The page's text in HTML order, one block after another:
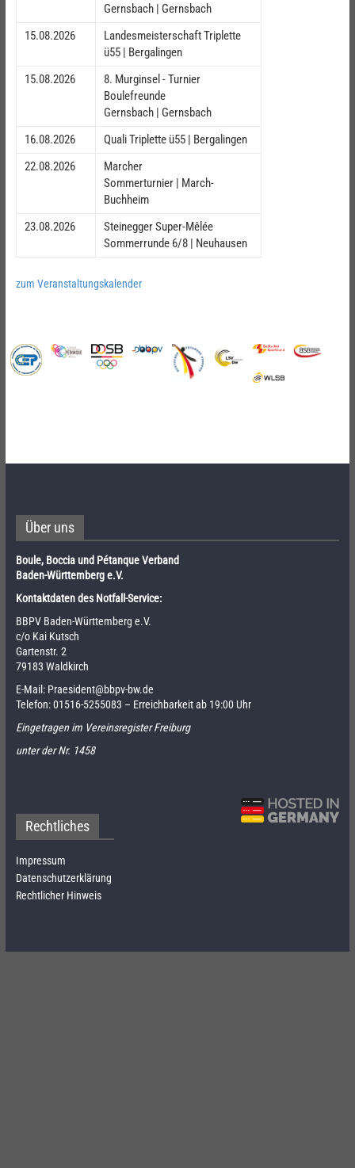
Gernsbach | Gernsbach
15.08.2026
Landesmeisterschaft Triplette
ü55 | Bergalingen
15.08.2026
8. Murginsel - Turnier
Boulefreunde
Gernsbach | Gernsbach
16.08.2026
Quali Triplette ü55 | Bergalingen
22.08.2026
Marcher
Sommerturnier | March-
Buchheim
23.08.2026
Steinegger Super-Mêlée
Sommerrunde 6/8 | Neuhausen
zum Veranstaltungskalender
Über uns
Boule, Boccia und Pétanque Verband
Baden-Württemberg e.V.
Kontaktdaten des Notfall-Service:
BBPV Baden-Württemberg e.V.
c/o Kai Kutsch
Gartenstr. 2
79183 Waldkirch
E-Mail: Praesident@bbpv-bw.de
Telefon:01516-5255083 – Erreichbarkeit ab 19:00 Uhr
Eingetragen im Vereinsregister Freiburg
unter der Nr. 1458
Rechtliches
Impressum
Datenschutzerklärung
Rechtlicher Hinweis